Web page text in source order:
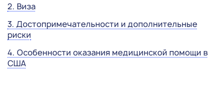
2. Виза
3. Достопримечательности и дополнительные
риски
4. Особенности оказания медицинской помощи в
США